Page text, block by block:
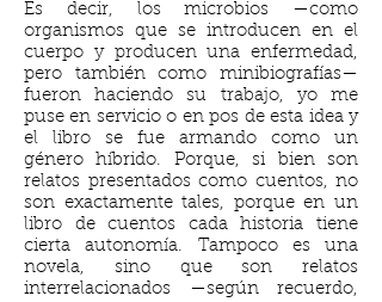
Es decir, los microbios —como
organismos que se introducen en el
cuerpo y producen una enfermedad,
pero también como minibiografías—
fueron haciendo su trabajo, yo me
puse en servicio o en pos de esta idea y
el libro se fue armando como un
género híbrido. Porque, si bien son
relatos presentados como cuentos, no
son exactamente tales, porque en un
libro de cuentos cada historia tiene
cierta autonomía. Tampoco es una
novela, sino que son relatos
interrelacionados —según recuerdo,